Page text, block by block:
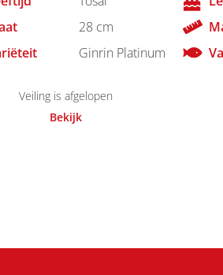
28 cm
Ginrin Platinum
Veiling is afgelopen
Bekijk